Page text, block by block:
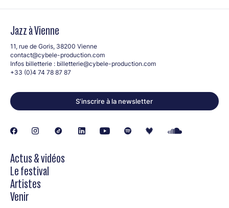
Jazz à Vienne
11, rue de Goris, 38200 Vienne
contact@cybele-production.com
Infos billetterie : billetterie@cybele-production.com
+33 (0)4 74 78 87 87
S’inscrire à la newsletter
Actus & vidéos
Le festival
Artistes
Venir